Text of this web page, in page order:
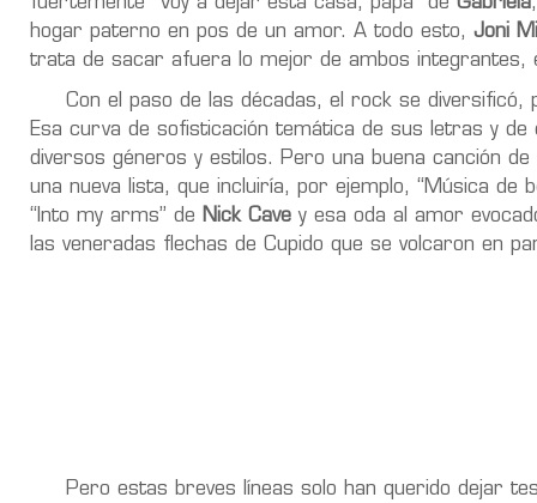
hogar paterno en pos de un amor. A todo esto, Joni
trata de sacar afuera lo mejor de ambos integrantes,
Con el paso de las décadas, el rock se diversificó,
Esa curva de sofisticación temática de sus letras y
diversos géneros y estilos. Pero una buena canción
una nueva lista, que incluiría, por ejemplo, “Música de
“Into my arms” de
Nick Cave y esa oda al amor
las veneradas flechas de Cupido que se volcaron en
Pero estas breves líneas solo han querido dejar